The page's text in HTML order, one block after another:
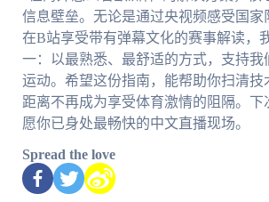
信息壁垒。无论是通过央视频感受国家
在B站享受带有弹幕文化的赛事解读，
一：以最熟悉、最舒适的方式，支持我
运动。希望这份指南，能帮助你扫清技
距离不再成为享受体育激情的阻隔。下
愿你已身处最畅快的中文直播现场。
Spread the love